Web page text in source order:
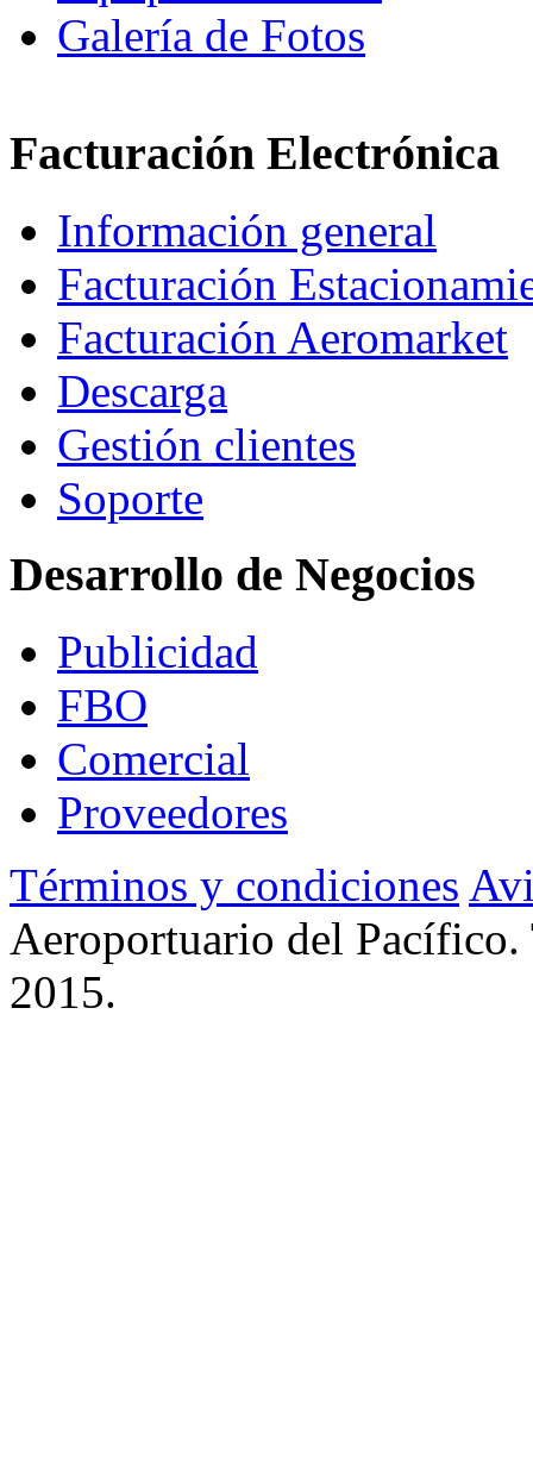
Galería de Fotos
Facturación Electrónica
Información general
Facturación
Facturación Aeromarket
Descarga
Gestión clientes
Soporte
Desarrollo de Negocios
Publicidad
FBO
Comercial
Proveedores
Términos y condiciones
Aeroportuario del Pacífico.
2015.